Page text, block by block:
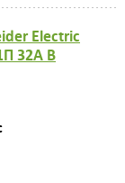
Electric
32A B